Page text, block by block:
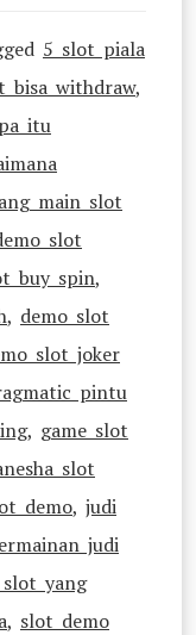
5 slot piala
bisa withdraw,
itu
main slot
slot
buy spin,
, demo slot
slot joker
pintu
, game slot
slot
demo, judi
judi
yang
, slot demo